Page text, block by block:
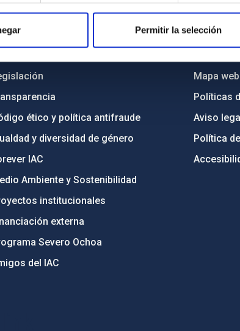
Permitir la selección
INSTITUCIONAL
ético y política antifraude
y diversidad de género
IAC
Ambiente y Sostenibilidad
institucionales
externa
Severo Ochoa
del IAC
PORTAL DEL
Mapa web
Políticas
Aviso
Política